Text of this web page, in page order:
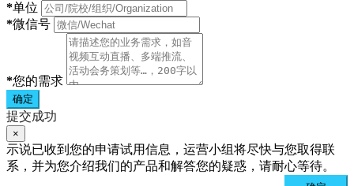
*单位
*微信号
*您的需求
确定
提交成功
×
示说已收到您的申请试用信息，运营小组将尽快与您取得联
系，并为您介绍我们的产品和解答您的疑惑，请耐心等待。